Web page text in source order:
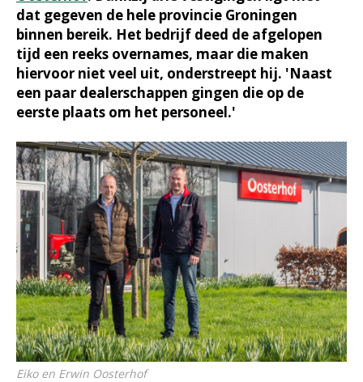
dat gegeven de hele provincie Groningen
binnen bereik. Het bedrijf deed de afgelopen
tijd een reeks overnames, maar die maken
hiervoor niet veel uit, onderstreept hij. 'Naast
een paar dealerschappen gingen die op de
eerste plaats om het personeel.'
Eiko en Erwin Oosterhof